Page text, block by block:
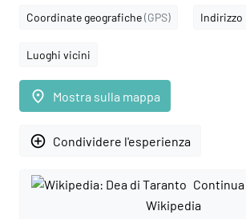
Coordinate geografiche(GPS) Indirizzo
Luoghi vicini
place Mostra sulla mappa
add_circle_outline Condividere l'esperienza
Wikipedia